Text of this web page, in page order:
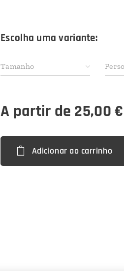
Escolha uma variante:
Tamanho
A partir de 25,00€
Adicionar ao carrinho